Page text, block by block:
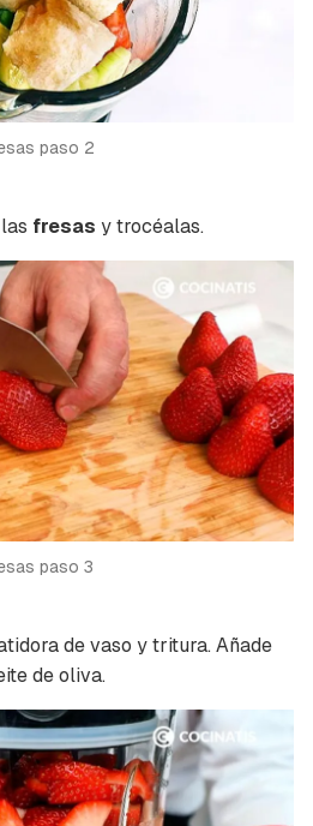
paso 2
fresas y trocéalas.
paso 3
de vaso y tritura. Añade
de oliva.